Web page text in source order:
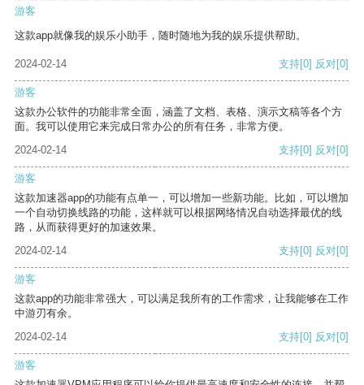
游客
这款app就像我的娱乐小助手，随时随地为我的娱乐提供帮助。
2024-02-14 支持[0] 反对[0]
游客
这款办公软件的功能非常全面，涵盖了文档、表格、演示文稿等各个方
面。我可以使用它来完成日常办公的所有任务，非常方便。
2024-02-14
支持[0] 反对[0]
游客
这款加速器app的功能有点单一，可以增加一些新功能。比如，可以增加
一个自动切换线路的功能，这样就可以根据网络情况自动选择最优的线
路，从而获得更好的加速效果。
2024-02-14
支持[0] 反对[0]
游客
这款app的功能非常强大，可以满足我所有的工作需求，让我能够在工作
中游刃有余。
2024-02-14
支持[0] 反对[0]
游客